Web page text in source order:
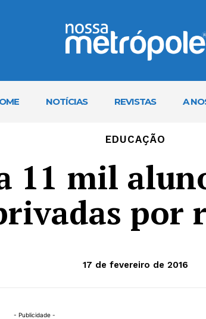
NOTÍCIAS REVISTAS A
EDUCAÇÃO
11 mil
por
17 de fevereiro de 2016
- Publicidade -